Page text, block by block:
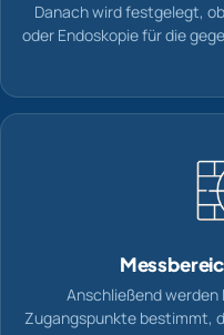
Danach wird festgelegt,
oder Endoskopie für die
Anschließend
Zugangspunkte bestimmt,